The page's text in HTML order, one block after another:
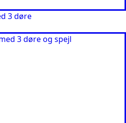
3 døre